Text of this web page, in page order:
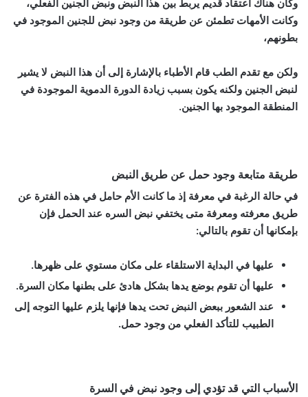
وكان هناك اعتقاد قديم يربط بين هذا النبض ونبض الجنين الفعلي،
وكانت الأمهات تطمئن عن طريقة من وجود نبض للجنين الموجود في
بطونهم،
ولكن مع تقدم الطب قام الأطباء بالإشارة إلى أن هذا النبض لا يشير
لنبض الجنين ولكنه يكون بسبب زيادة الدورة الدموية الموجودة في
المنطقة الموجود بها الجنين.
طريقة متابعة وجود حمل عن طريق النبض
في حالة الرغبة في معرفة إذ ما كانت الأم حامل في هذه الفترة عن
طريق معرفته ومعرفة متى يختفي نبض السره عند الحمل فإن
بإمكانها أن تقوم بالتالي:
عليها في البداية الاستلقاء على مكان مستوي على ظهرها.
عليها أن تقوم بوضع يدها بشكل هادئ على بطنها مكان السرة.
عند الشعور ببعض النبض تحت يدها فإنها يلزم عليها التوجه إلى
الطبيب للتأكد الفعلي من وجود حمل.
الأسباب التي قد تؤدي إلى وجود نبض في السرة